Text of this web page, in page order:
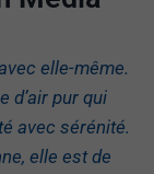
elle-même.
d’air pur qui
avec sérénité.
elle est de